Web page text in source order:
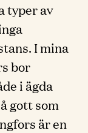
typer av
I mina
bor
i ägda
gott som
är en